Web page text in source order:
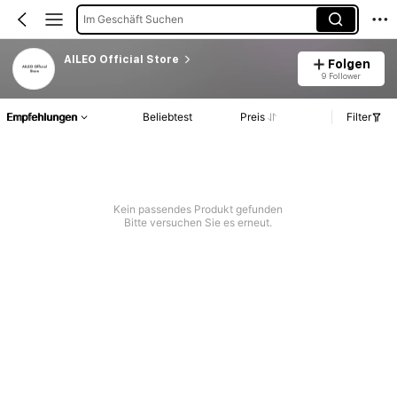
Im Geschäft Suchen
AILEO Official Store Folgen
9 Follower
Empfehlungen Beliebtest Preis Filter
Kein passendes Produkt gefunden
Bitte versuchen Sie es erneut.